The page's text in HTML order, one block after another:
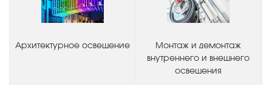
Архитектурное освещение
Монтаж и демонтаж
внутреннего и внешнего
освещения